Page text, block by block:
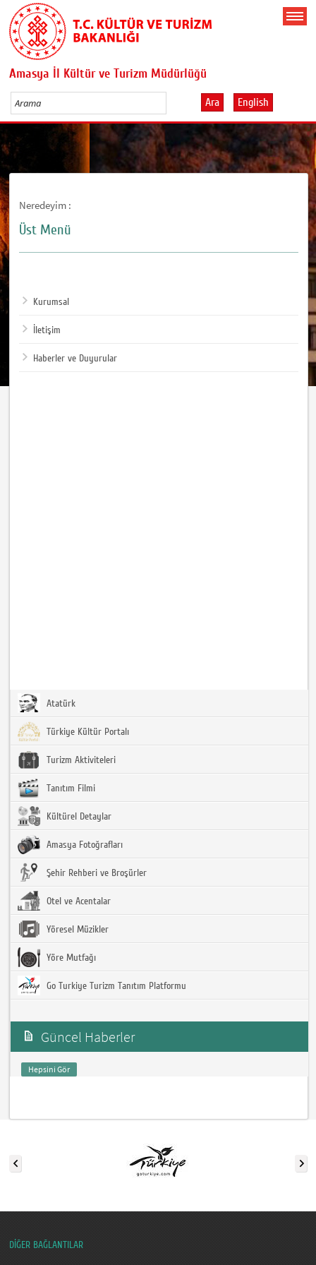
Amasya İl Kültür ve Turizm Müdürlüğü
Ara English
Neredeyim :
Üst Menü
Kurumsal
İletişim
Haberler ve Duyurular
Atatürk
Türkiye Kültür Portalı
Turizm Aktiviteleri
Tanıtım Filmi
Kültürel Detaylar
Amasya Fotoğrafları
Şehir Rehberi ve Broşürler
Otel ve Acentalar
Yöresel Müzikler
Yöre Mutfağı
Go Turkiye Turizm Tanıtım Platformu
Güncel Haberler
Hepsini Gör
DİĞER BAĞLANTILAR